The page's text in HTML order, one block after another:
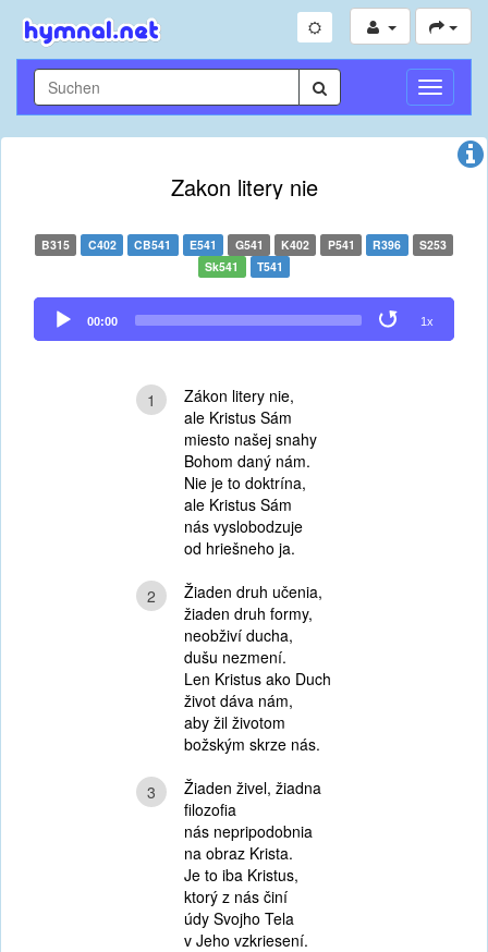
Zakon litery nie
B315 C402 CB541 E541 G541 K402 P541 R396
S253
Sk541
T541
Audio
Player
00:00 1x
1
Zákon litery nie,
ale Kristus Sám
miesto našej snahy
Bohom daný nám.
Nie je to doktrína,
ale Kristus Sám
nás vyslobodzuje
od hriešneho ja.
2
Žiaden druh učenia,
žiaden druh formy,
neobživí ducha,
dušu nezmení.
Len Kristus ako Duch
život dáva nám,
aby žil životom
božským skrze nás.
3
Žiaden živel, žiadna
filozofia
nás nepripodobnia
na obraz Krista.
Je to iba Kristus,
ktorý z nás činí
údy Svojho Tela
v Jeho vzkriesení.